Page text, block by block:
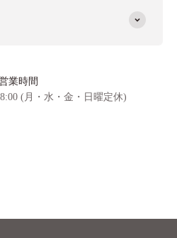
業時間
(月・水・金・日曜定休)